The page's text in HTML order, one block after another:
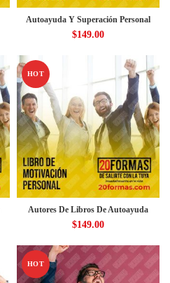
Autoayuda Y Superación Personal
$149.00
HOT
Autores De Libros De Autoayuda
$149.00
HOT